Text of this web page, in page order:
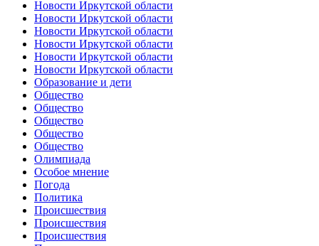
Новости Иркутской области
Новости Иркутской области
Новости Иркутской области
Новости Иркутской области
Новости Иркутской области
Новости Иркутской области
Образование и дети
Общество
Общество
Общество
Общество
Общество
Олимпиада
Особое мнение
Погода
Политика
Происшествия
Происшествия
Происшествия